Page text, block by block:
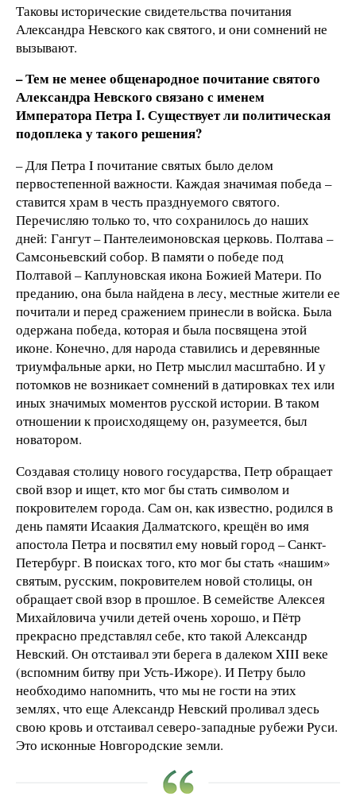
Таковы исторические свидетельства почитания
Александра Невского как святого, и они сомнений не
вызывают.
– Тем не менее общенародное почитание святого
Александра Невского связано с именем
Императора Петра I. Существует ли политическая
подоплека у такого решения?
– Для Петра I почитание святых было делом
первостепенной важности. Каждая значимая победа –
ставится храм в честь празднуемого святого.
Перечисляю только то, что сохранилось до наших
дней: Гангут – Пантелеимоновская церковь. Полтава –
Самсоньевский собор. В памяти о победе под
Полтавой – Каплуновская икона Божией Матери. По
преданию, она была найдена в лесу, местные жители ее
почитали и перед сражением принесли в войска. Была
одержана победа, которая и была посвящена этой
иконе. Конечно, для народа ставились и деревянные
триумфальные арки, но Петр мыслил масштабно. И у
потомков не возникает сомнений в датировках тех или
иных значимых моментов русской истории. В таком
отношении к происходящему он, разумеется, был
новатором.
Создавая столицу нового государства, Петр обращает
свой взор и ищет, кто мог бы стать символом и
покровителем города. Сам он, как известно, родился в
день памяти Исаакия Далматского, крещён во имя
апостола Петра и посвятил ему новый город – Санкт-
Петербург. В поисках того, кто мог бы стать «нашим»
святым, русским, покровителем новой столицы, он
обращает свой взор в прошлое. В семействе Алексея
Михайловича учили детей очень хорошо, и Пётр
прекрасно представлял себе, кто такой Александр
Невский. Он отстаивал эти берега в далеком XIII веке
(вспомним битву при Усть-Ижоре). И Петру было
необходимо напомнить, что мы не гости на этих
землях, что еще Александр Невский проливал здесь
свою кровь и отстаивал северо-западные рубежи Руси.
Это исконные Новгородские земли.